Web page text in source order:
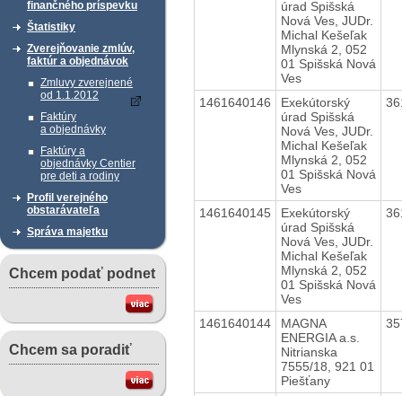
finančného príspevku
Štatistiky
Zverejňovanie zmlúv,
faktúr a objednávok
Zmluvy zverejnené
od 1.1.2012
Faktúry
a objednávky
Faktúry a
objednávky Centier
pre deti a rodiny
Profil verejného
obstarávateľa
Správa majetku
Chcem podať podnet
Chcem sa poradiť
úrad Spišská
Nová Ves, JUDr.
Michal Kešeľak
Mlynská 2, 052
01 Spišská Nová
Ves
1461640146
Exekútorský
úrad Spišská
Nová Ves, JUDr.
Michal Kešeľak
Mlynská 2, 052
01 Spišská Nová
Ves
1461640145
Exekútorský
úrad Spišská
Nová Ves, JUDr.
Michal Kešeľak
Mlynská 2, 052
01 Spišská Nová
Ves
1461640144
MAGNA
ENERGIA a.s.
Nitrianska
7555/18, 921 01
Piešťany